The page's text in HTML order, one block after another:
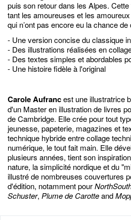
puis son retour dans les Alpes.
tant les amoureuses et les
qui n’ont pas encore eu la chance
- Une version concise du classique
- Des illustrations réalisées en
- Des textes simples et abordables
- Une histoire fidèle à l'original
Carole Aufrancest une illustratrice
d'un Master en illustration de livres
de Cambridge. Elle crée pour tout
jeunesse, papeterie, magazines et
technique hybride entre collage
numérique, le tout fait main. Elle
plusieurs années, tient son
nature, la simplicité nordique et du
illustré de nombreuses couvertures
d'édition, notamment pour
Schuster, Plume de Carotteand